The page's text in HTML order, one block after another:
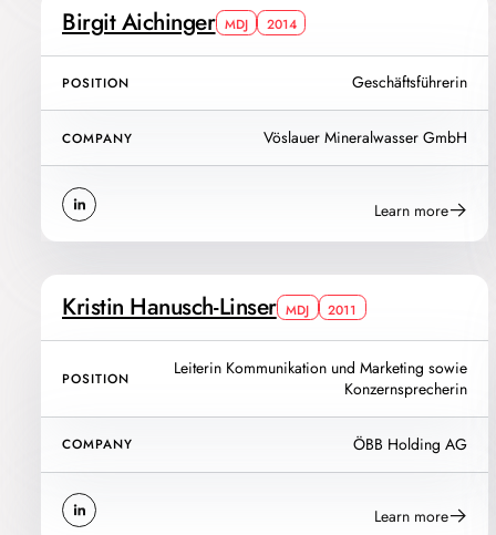
Birgit Aichinger MDJ 2014
POSITION Geschäftsführerin
COMPANY Vöslauer Mineralwasser GmbH
Learn more
Kristin Hanusch-Linser MDJ 2011
POSITION
Leiterin Kommunikation und Marketing sowie
Konzernsprecherin
COMPANY ÖBB Holding AG
Learn more